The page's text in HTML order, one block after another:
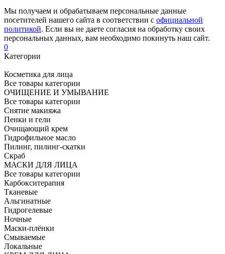
Мы получаем и обрабатываем персональные данные
посетителей нашего сайта в соответствии с официальной
политикой. Если вы не даете согласия на обработку своих
персональных данных, вам необходимо покинуть наш сайт.
0
Категории
Косметика для лица
Все товары категории
ОЧИЩЕНИЕ И УМЫВАНИЕ
Все товары категории
Снятие макияжа
Пенки и гели
Очищающий крем
Гидрофильное масло
Пилинг, пилинг-скатки
Скраб
МАСКИ ДЛЯ ЛИЦА
Все товары категории
Карбокситерапия
Тканевые
Альгинатные
Гидрогелевые
Ночные
Маски-плёнки
Смываемые
Локальные